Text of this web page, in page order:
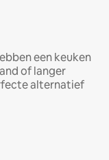
een keuken
of langer
alternatief